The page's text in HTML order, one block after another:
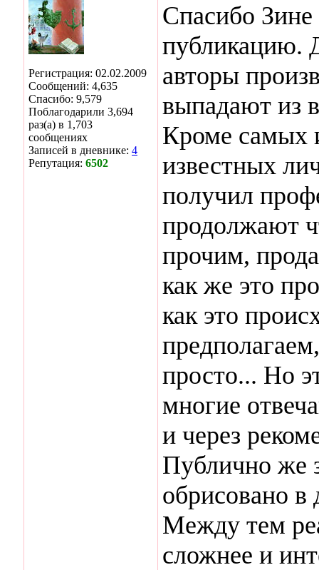
Регистрация: 02.02.2009
Сообщений: 4,635
Спасибо: 9,579
Поблагодарили 3,694
раз(а) в 1,703
сообщениях
Записей в дневнике: 4
Репутация: 6502
Спасибо
публикацию.
авторы
выпадают из
Кроме самых
известных
получил
продолжают
прочим,
как же это
как это
просто... Но
многие
и через
Публично же
обрисовано в
Между тем
сложнее и